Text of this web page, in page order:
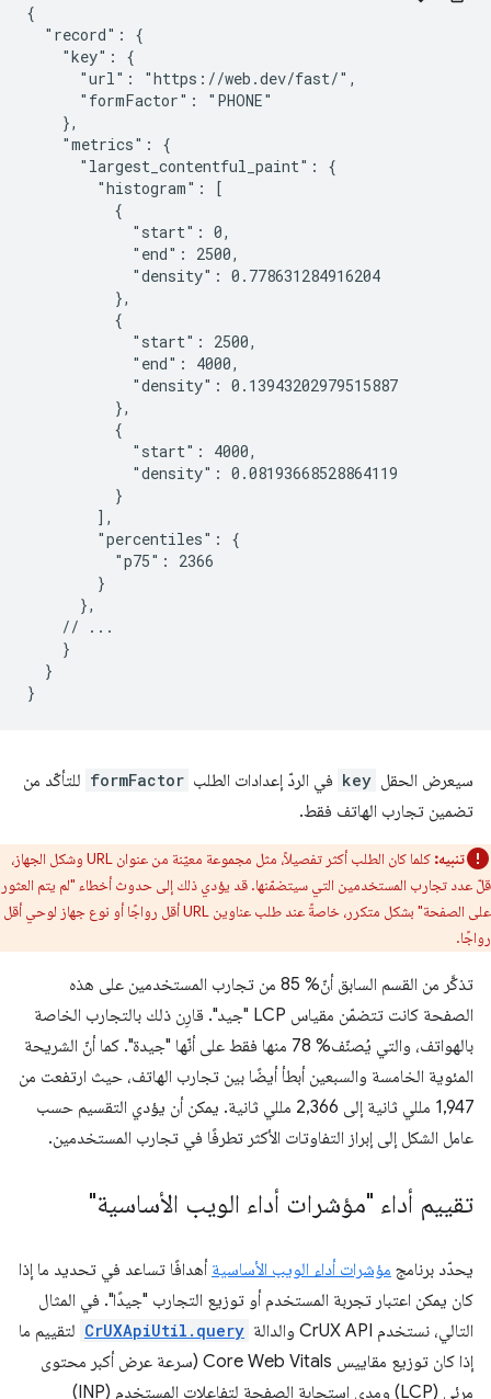
{
  "record": {
    "key": {
      "url": "https://web.dev/fast/",
      "formFactor": "PHONE"
    },
    "metrics": {
      "largest_contentful_paint": {
        "histogram": [
          {
            "start": 0,
            "end": 2500,
            "density": 0.778631284916204
          },
          {
            "start": 2500,
            "end": 4000,
            "density": 0.13943202979515887
          },
          {
            "start": 4000,
            "density": 0.08193668528864119
          }
        ],
        "percentiles": {
          "p75": 2366
        }
      },
    // ...
    }
  }
سيعرض الحقل key في الردّ إعدادات الطلب formFactor للتأكّد من
تضمين تجارب الهاتف فقط.
تنبيه:
كلما كان الطلب أكثر تفصيلاً، مثل مجموعة معيّنة من عنوان URL وشكل الجهاز،
قلّ عدد تجارب المستخدمين التي سيتضمّنها. قد يؤدي ذلك إلى حدوث أخطاء "لم يتم العثور
على الصفحة" بشكل متكرر، خاصةً عند طلب عناوين URL أقل رواجًا أو نوع جهاز لوحي أقل
رواجًا.
تذكَّر من القسم السابق أنّ% 85 من تجارب المستخدمين على هذه
الصفحة كانت تتضمّن مقياس LCP "جيد". قارِن ذلك بالتجارب الخاصة
بالهواتف، والتي يُصنّف% 78 منها فقط على أنّها "جيدة". كما أنّ الشريحة
المئوية الخامسة والسبعين أبطأ أيضًا بين تجارب الهاتف، حيث ارتفعت من
1,947 مللي ثانية إلى 2,366 مللي ثانية. يمكن أن يؤدي التقسيم حسب
عامل الشكل إلى إبراز التفاوتات الأكثر تطرفًا في تجارب المستخدمين.
تقييم أداء "مؤشرات أداء الويب الأساسية"
يحدّد برنامج مؤشرات أداء الويب الأساسية أهدافًا تساعد في تحديد ما إذا
كان يمكن اعتبار تجربة المستخدم أو توزيع التجارب "جيدًا". في المثال
التالي، نستخدم CrUX API والدالة
CrUXApiUtil.query لتقييم ما
إذا كان توزيع مقاييس Core Web Vitals (سرعة عرض أكبر محتوى
مرئي (LCP) ومدى استجابة الصفحة لتفاعلات المستخدم (INP)